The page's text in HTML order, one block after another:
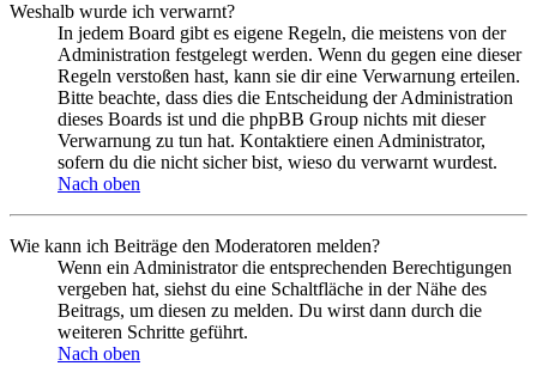
Weshalb wurde ich verwarnt?
In jedem Board gibt es eigene Regeln, die meistens von der
Administration festgelegt werden. Wenn du gegen eine dieser
Regeln verstoßen hast, kann sie dir eine Verwarnung erteilen.
Bitte beachte, dass dies die Entscheidung der Administration
dieses Boards ist und die phpBB Group nichts mit dieser
Verwarnung zu tun hat. Kontaktiere einen Administrator,
sofern du die nicht sicher bist, wieso du verwarnt wurdest.
Nach oben
Wie kann ich Beiträge den Moderatoren melden?
Wenn ein Administrator die entsprechenden Berechtigungen
vergeben hat, siehst du eine Schaltfläche in der Nähe des
Beitrags, um diesen zu melden. Du wirst dann durch die
weiteren Schritte geführt.
Nach oben